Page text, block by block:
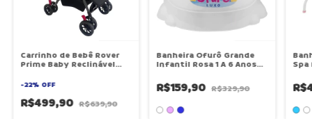
Carrinho de Bebê Rover
Prime Baby Reclinável
Rodas Travas Seguro
Dobrável
-22% OFF
R$499,90 R$639,90
Banheira Ofurô Grande
Infantil Rosa 1 A 6 Anos
Banho Terapêutico E
Diversão Antiderrapante
R$159,90 R$329,90
Spa